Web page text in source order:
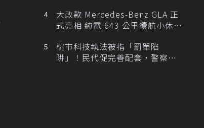
大改款 Mercedes-Benz GLA 正
式亮相 純電 643 公里續航小休
桃市科技執法被指「罰單陷
阱」！民代促完善配套，警察局